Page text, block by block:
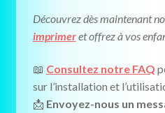
Découvrez dès maintenant
imprimeret offrez à vos
📖 Consultez notre FAQ
sur l’installation et
📩 Envoyez-nous un